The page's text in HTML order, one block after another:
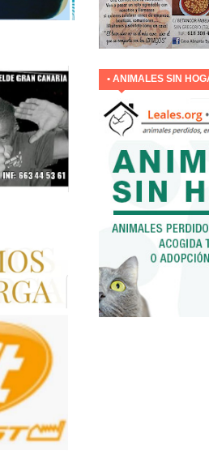
• ANIMALES SIN